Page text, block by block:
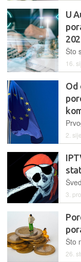
U
16.
Od
2.
3.
26.